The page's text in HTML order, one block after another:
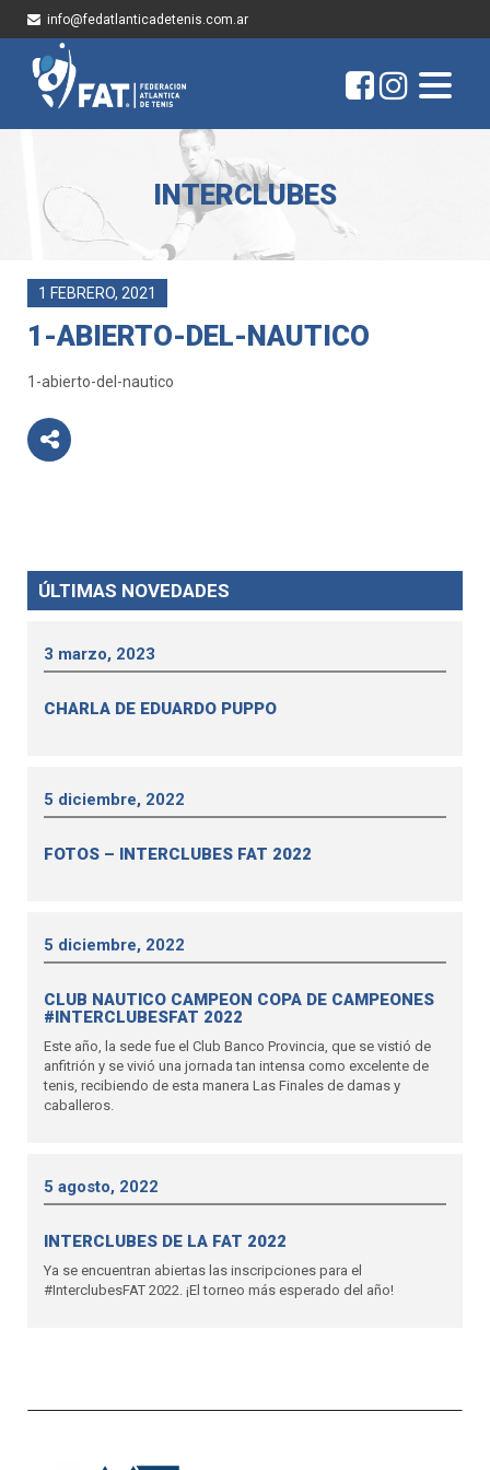
info@fedatlanticadetenis.com.ar
INTERCLUBES
1 FEBRERO, 2021
1-ABIERTO-DEL-NAUTICO
1-abierto-del-nautico
ÚLTIMAS NOVEDADES
3 marzo, 2023
CHARLA DE EDUARDO PUPPO
5 diciembre, 2022
FOTOS – INTERCLUBES FAT 2022
5 diciembre, 2022
CLUB NAUTICO CAMPEON COPA DE CAMPEONES
#INTERCLUBESFAT 2022
Este año, la sede fue el Club Banco Provincia, que se vistió de
anfitrión y se vivió una jornada tan intensa como excelente de
tenis, recibiendo de esta manera Las Finales de damas y
caballeros.
5 agosto, 2022
INTERCLUBES DE LA FAT 2022
Ya se encuentran abiertas las inscripciones para el
#InterclubesFAT 2022. ¡El torneo más esperado del año!